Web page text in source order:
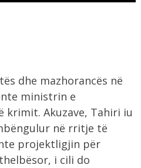
dhe mazhorancës në
ministrin e
Akuzave, Tahiri iu
në rritje të
projektligjin për
i cili do
me Iranin, Vance: SHBA do të...
vdekur dhe 29 të plagosur...